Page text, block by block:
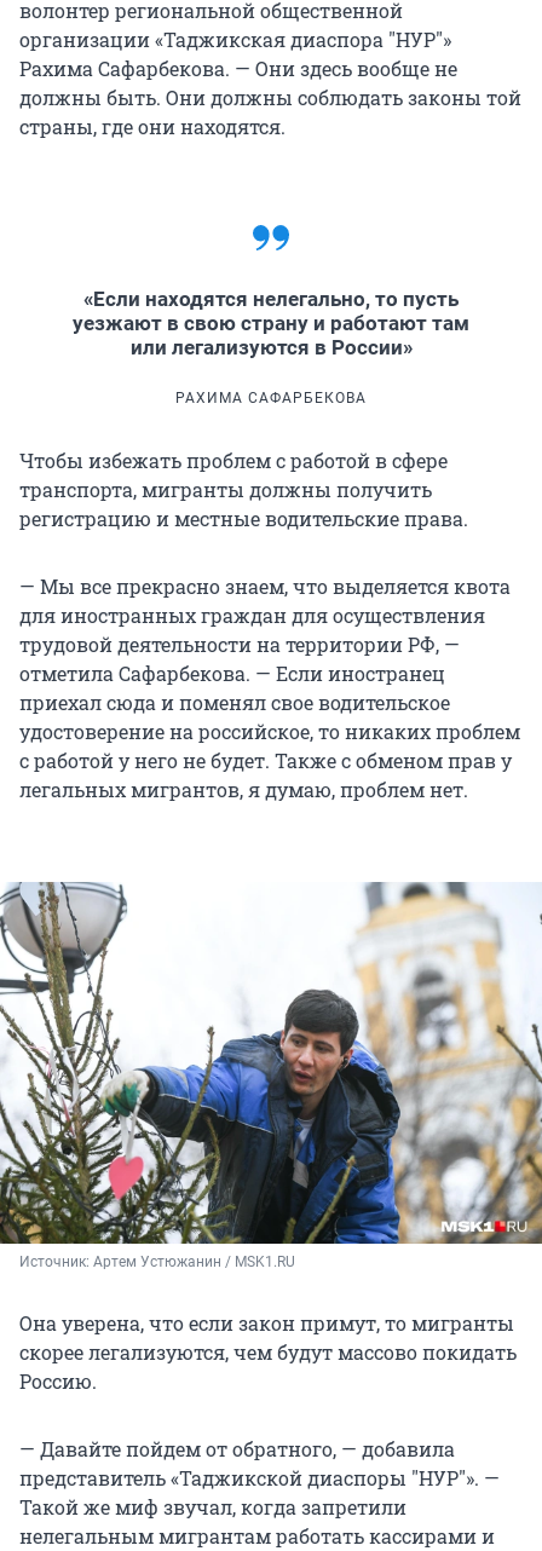
волонтер региональной общественной
организации «Таджикская диаспора "НУР"»
Рахима Сафарбекова. — Они здесь вообще не
должны быть. Они должны соблюдать законы той
страны, где они находятся.
«Если находятся нелегально, то пусть
уезжают в свою страну и работают там
или легализуются в России»
РАХИМА САФАРБЕКОВА
Чтобы избежать проблем с работой в сфере
транспорта, мигранты должны получить
регистрацию и местные водительские права.
— Мы все прекрасно знаем, что выделяется квота
для иностранных граждан для осуществления
трудовой деятельности на территории РФ, —
отметила Сафарбекова. — Если иностранец
приехал сюда и поменял свое водительское
удостоверение на российское, то никаких проблем
с работой у него не будет. Также с обменом прав у
легальных мигрантов, я думаю, проблем нет.
Источник: Артем Устюжанин / MSK1.RU
Она уверена, что если закон примут, то мигранты
скорее легализуются, чем будут массово покидать
Россию.
— Давайте пойдем от обратного, — добавила
представитель «Таджикской диаспоры "НУР"». —
Такой же миф звучал, когда запретили
нелегальным мигрантам работать кассирами и